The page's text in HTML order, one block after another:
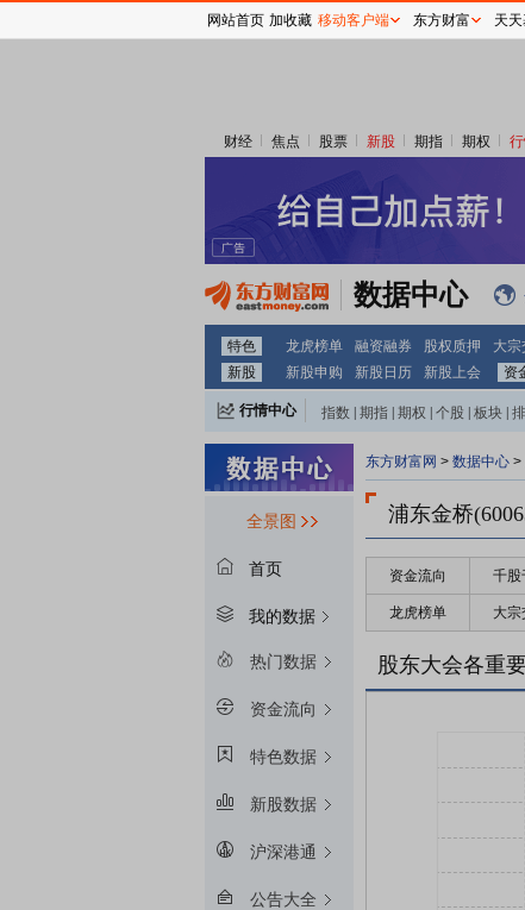
财经 焦点 股票 新股 期指 期权
数据中心
特色 龙虎榜单 融资融券 股权质押 大宗
新股
新股申购 新股日历 新股上会 资
行情中心 指数 期指 期权 个股 板块
全景图
首页
我的数据
热门数据
资金流向
特色数据
新股数据
沪深港通
公告大全
东方财富网 > 数据中心 >
浦东金桥
资金流向 千股
龙虎榜单 大宗
股东大会各重
网站首页 加收藏 移动客户端 东方财富 天